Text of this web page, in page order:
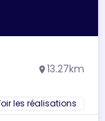
location_on 13.27km
les réalisations